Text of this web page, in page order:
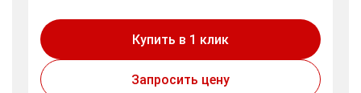
Купить в 1 клик
Запросить цену